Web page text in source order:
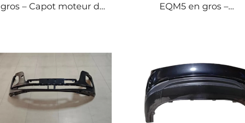
gros – Capot moteur de
8402015HA01S2 –
Commandes en vrac
pour pièces carrosserie
automobile
EQM5 en gros –
Commandes en vrac
pour carrosseries
automobiles et
distributeurs de pièces